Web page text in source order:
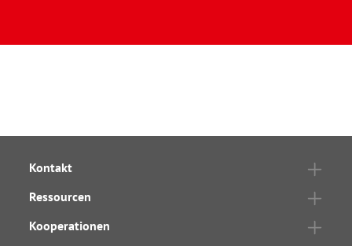
Kontakt
Ressourcen
Kooperationen